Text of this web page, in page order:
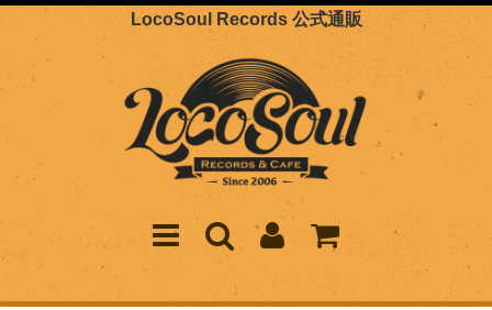
LocoSoul Records 公式通販